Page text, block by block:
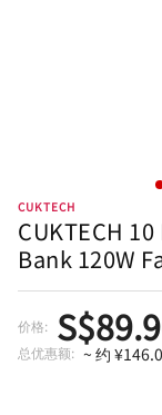
CUKTECH
CUKTECH
Bank 120W
价格:
总优惠额: ~ 约